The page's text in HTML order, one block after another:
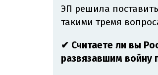
ЭП решила
такими тремя
✔ Считаете ли вы
развязавшим войну